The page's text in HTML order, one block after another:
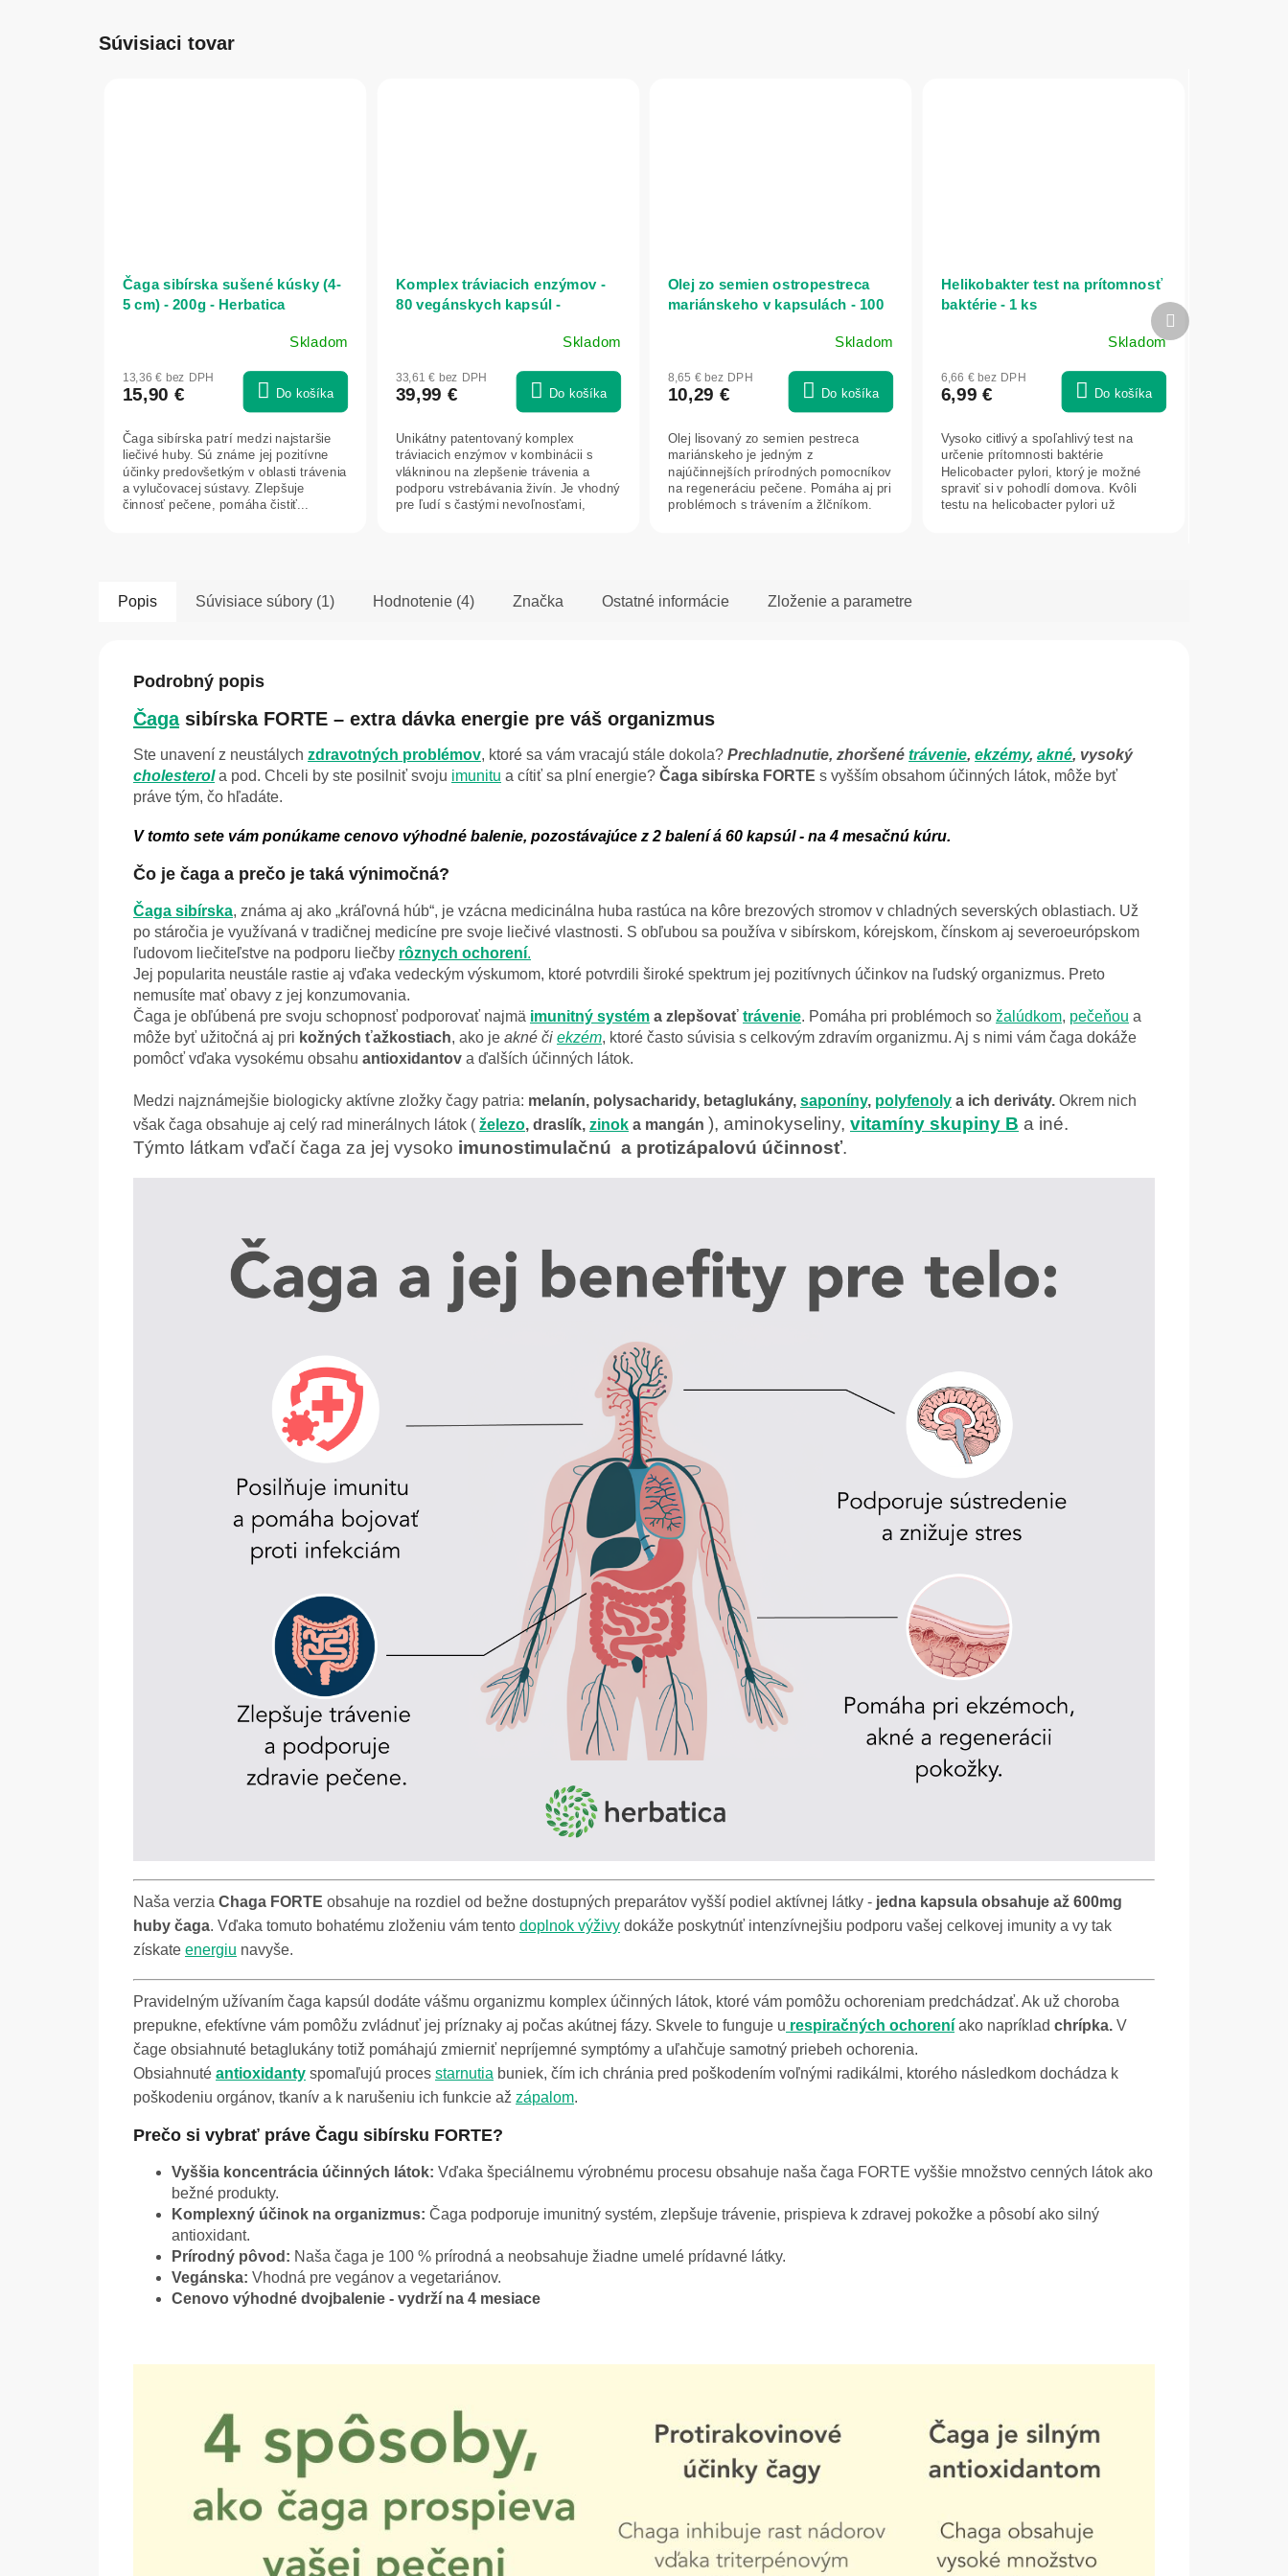
Súvisiaci tovar
Čaga sibírska sušené kúsky (4-
5 cm) - 200g - Herbatica
produktu
5,0
z
5
hviezdičiek.
Skladom
13,36 € bez DPH
15,90 € Do košíka
Čaga sibírska patrí medzi najstaršie
liečivé huby. Sú známe jej pozitívne
účinky predovšetkým v oblasti trávenia
a vylučovacej sústavy. Zlepšuje
činnosť pečene, pomáha čistiť...
Komplex tráviacich enzýmov -
80 vegánskych kapsúl -
produktu
z
5
hviezdičiek.
Skladom
33,61 € bez DPH
39,99 € Do košíka
Unikátny patentovaný komplex
tráviacich enzýmov v kombinácii s
vlákninou na zlepšenie trávenia a
podporu vstrebávania živín. Je vhodný
pre ľudí s častými nevoľnosťami,
Olej zo semien ostropestreca
mariánskeho v kapsulách - 100
produktu
z
5
hviezdičiek.
Skladom
8,65 € bez DPH
10,29 € Do košíka
Olej lisovaný zo semien pestreca
mariánskeho je jedným z
najúčinnejších prírodných pomocníkov
na regeneráciu pečene. Pomáha aj pri
problémoch s trávením a žlčníkom.
Helikobakter test na prítomnosť
baktérie - 1 ks
produktu
z
5
hviezdičiek.
Skladom
6,66 € bez DPH
6,99 € Do košíka
Vysoko citlivý a spoľahlivý test na
určenie prítomnosti baktérie
Helicobacter pylori, ktorý je možné
spraviť si v pohodlí domova. Kvôli
testu na helicobacter pylori už
Ďalší
produkt
Popis Súvisiace súbory (1) Hodnotenie (4) Značka Ostatné informácie Zloženie a parametre
Podrobný popis
Čagasibírska FORTE – extra dávka energie pre váš organizmus
Ste unavení z neustálych zdravotných problémov, ktoré sa vám vracajú stále dokola? Prechladnutie, zhoršené trávenie, ekzémy, akné, vysoký
cholesterol a pod. Chceli by ste posilniť svoju imunitu a cítiť sa plní energie? Čaga sibírska FORTE s vyšším obsahom účinných látok, môže byť
práve tým, čo hľadáte.
V tomto sete vám ponúkame cenovo výhodné balenie, pozostávajúce z 2 balení á 60 kapsúl - na 4 mesačnú kúru.
Čo je čaga a prečo je taká výnimočná?
Čaga sibírska, známa aj ako „kráľovná húb“, je vzácna medicinálna huba rastúca na kôre brezových stromov v chladných severských oblastiach. Už
po stáročia je využívaná v tradičnej medicíne pre svoje liečivé vlastnosti. S obľubou sa používa v sibírskom, kórejskom, čínskom aj severoeurópskom
ľudovom liečiteľstve na podporu liečby rôznych ochorení.
Jej popularita neustále rastie aj vďaka vedeckým výskumom, ktoré potvrdili široké spektrum jej pozitívnych účinkov na ľudský organizmus. Preto
nemusíte mať obavy z jej konzumovania.
Čaga je obľúbená pre svoju schopnosť podporovať najmä imunitný systém a zlepšovať trávenie. Pomáha pri problémoch so žalúdkom, pečeňou a
môže byť užitočná aj pri kožných ťažkostiach, ako je akné či ekzém, ktoré často súvisia s celkovým zdravím organizmu. Aj s nimi vám čaga dokáže
pomôcť vďaka vysokému obsahu antioxidantov a ďalších účinných látok.
Medzi najznámejšie biologicky aktívne zložky čagy patria: melanín, polysacharidy, betaglukány, saponíny, polyfenoly a ich deriváty. Okrem nich
však čaga obsahuje aj celý rad minerálnych látok ( železo, draslík, zinok a mangán ), aminokyseliny, vitamíny skupiny B a iné.
Týmto látkam vďačí čaga za jej vysoko imunostimulačnú a protizápalovú účinnosť.
Naša verzia Chaga FORTE obsahuje na rozdiel od bežne dostupných preparátov vyšší podiel aktívnej látky - jedna kapsula obsahuje až 600mg
huby čaga. Vďaka tomuto bohatému zloženiu vám tento doplnok výživy dokáže poskytnúť intenzívnejšiu podporu vašej celkovej imunity a vy tak
získate energiu navyše.
Pravidelným užívaním čaga kapsúl dodáte vášmu organizmu komplex účinných látok, ktoré vám pomôžu ochoreniam predchádzať. Ak už choroba
prepukne, efektívne vám pomôžu zvládnuť jej príznaky aj počas akútnej fázy. Skvele to funguje u respiračných ochorení ako napríklad chrípka. V
čage obsiahnuté betaglukány totiž pomáhajú zmierniť nepríjemné symptómy a uľahčuje samotný priebeh ochorenia.
Obsiahnuté antioxidanty spomaľujú proces starnutia buniek, čím ich chránia pred poškodením voľnými radikálmi, ktorého následkom dochádza k
poškodeniu orgánov, tkanív a k narušeniu ich funkcie až zápalom.
Prečo si vybrať práve Čagu sibírsku FORTE?
Vyššia koncentrácia účinných látok: Vďaka špeciálnemu výrobnému procesu obsahuje naša čaga FORTE vyššie množstvo cenných látok ako
bežné produkty.
Komplexný účinok na organizmus: Čaga podporuje imunitný systém, zlepšuje trávenie, prispieva k zdravej pokožke a pôsobí ako silný
antioxidant.
Prírodný pôvod: Naša čaga je 100 % prírodná a neobsahuje žiadne umelé prídavné látky.
Vegánska: Vhodná pre vegánov a vegetariánov.
Cenovo výhodné dvojbalenie - vydrží na 4 mesiace